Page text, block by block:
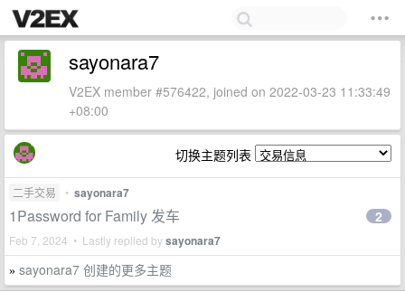
sayonara7
V2EX member #576422, joined on 2022-03-23 11:33:49
+08:00
切换主题列表
二手交易 • sayonara7
1Password for Family 发车
Feb 7, 2024 • Lastly replied bysayonara7
2
» sayonara7 创建的更多主题